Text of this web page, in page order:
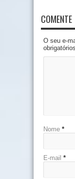
COMENTE
O seu e-
Nome *
E-mail *